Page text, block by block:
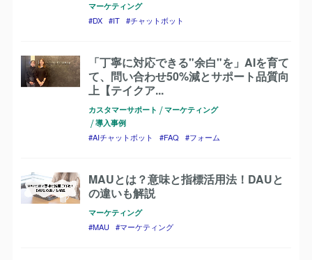
マーケティング
DX IT チャットボット
「丁寧に対応できる"余白"を」AIを育て
て、問い合わせ50%減とサポート品質向
上【テイクア...
カスタマーサポート
マーケティング
導入事例
AIチャットボット FAQ フォーム
MAUとは？意味と指標活用法！DAUと
の違いも解説
マーケティング
MAU マーケティング